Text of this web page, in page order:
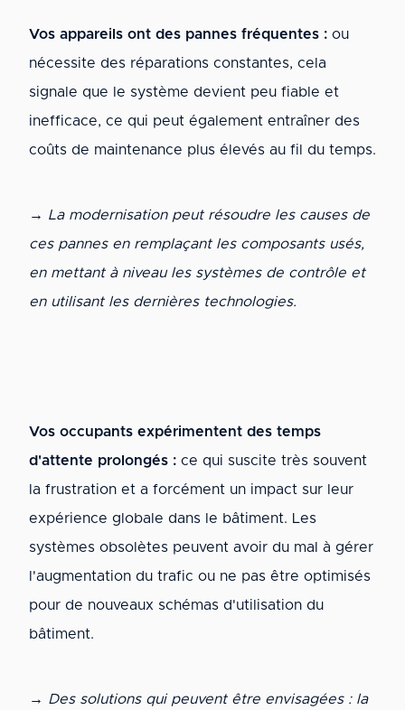
Vos appareils ont des pannes fréquentes : ou
nécessite des réparations constantes, cela
signale que le système devient peu fiable et
inefficace, ce qui peut également entraîner des
coûts de maintenance plus élevés au fil du temps.
→ La modernisation peut résoudre les causes de
ces pannes en remplaçant les composants usés,
en mettant à niveau les systèmes de contrôle et
en utilisant les dernières technologies.
Vos occupants expérimentent des temps
d'attente prolongés : ce qui suscite très souvent
la frustration et a forcément un impact sur leur
expérience globale dans le bâtiment. Les
systèmes obsolètes peuvent avoir du mal à gérer
l'augmentation du trafic ou ne pas être optimisés
pour de nouveaux schémas d'utilisation du
bâtiment.
→ Des solutions qui peuvent être envisagées : la